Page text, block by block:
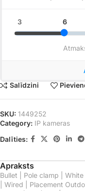
Salīdzini
SKU: 1449252
Category: IP kameras
Dalīties:
Apraksts
Bullet | Pole clamp |
| Wired | Placement